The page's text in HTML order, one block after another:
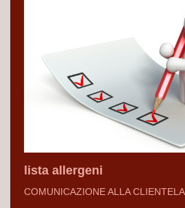
lista allergeni
COMUNICAZIONE ALLA